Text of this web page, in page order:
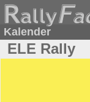
Kalender
ELE Rally